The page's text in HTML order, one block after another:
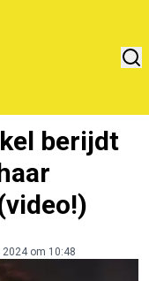
berijdt
om 10:48